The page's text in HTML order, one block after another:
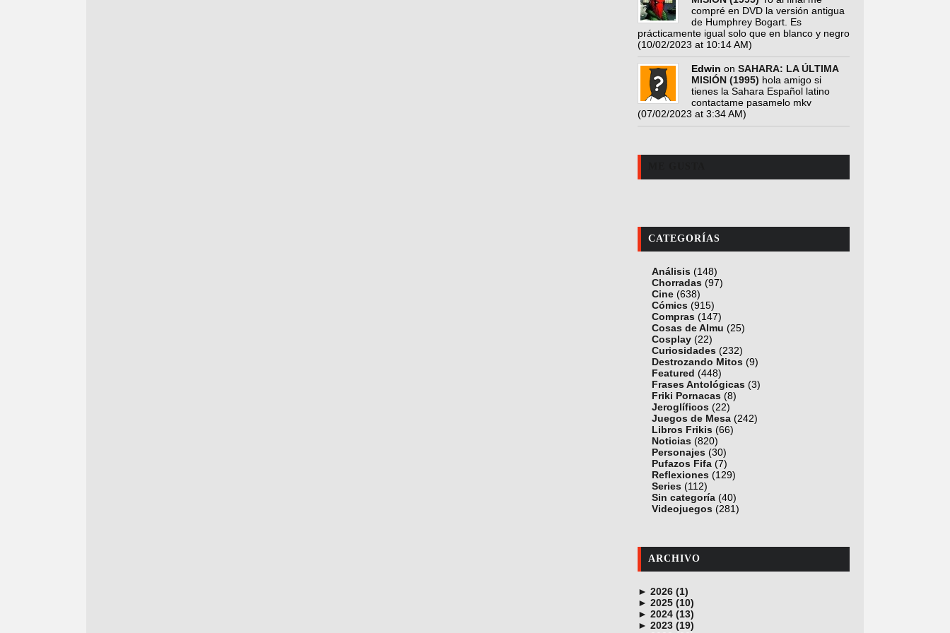
compré en DVD la versión antigua
de Humphrey Bogart. Es
prácticamente igual solo que en blanco y negro
(10/02/2023 at 10:14 AM)
Edwin on SAHARA: LA ÚLTIMA
MISIÓN (1995) hola amigo si
tienes la Sahara Español latino
contactame pasamelo mkv
(07/02/2023 at 3:34 AM)
CATEGORÍAS
Análisis (148)
Chorradas (97)
Cine (638)
Cómics (915)
Compras (147)
Cosas de Almu (25)
Cosplay (22)
Curiosidades (232)
Destrozando Mitos (9)
Featured (448)
Frases Antológicas (3)
Friki Pornacas (8)
Jeroglíficos (22)
Juegos de Mesa (242)
Libros Frikis (66)
Noticias (820)
Personajes (30)
Pufazos Fifa (7)
Reflexiones (129)
Series (112)
Sin categoría (40)
Videojuegos (281)
ARCHIVO
► 2026 (1)
junio (1)
► 2025 (10)
noviembre (1)
octubre (1)
► 2024 (13)
diciembre (4)
► 2023 (19)